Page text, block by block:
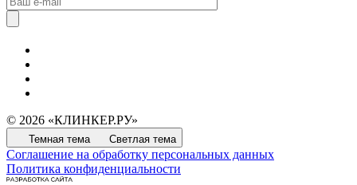
© 2026 «КЛИНКЕР.РУ»
Темная тема Светлая тема
Соглашение на обработку персональных данных
Политика конфиденциальности